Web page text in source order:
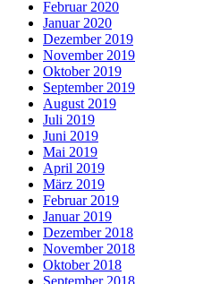
Februar 2020
Januar 2020
Dezember 2019
November 2019
Oktober 2019
September 2019
August 2019
Juli 2019
Juni 2019
Mai 2019
April 2019
März 2019
Februar 2019
Januar 2019
Dezember 2018
November 2018
Oktober 2018